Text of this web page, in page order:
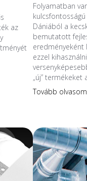
az
Folyamatban
Dániából a
bemutatott
eredményeként
ezzel
„új”
Tovább